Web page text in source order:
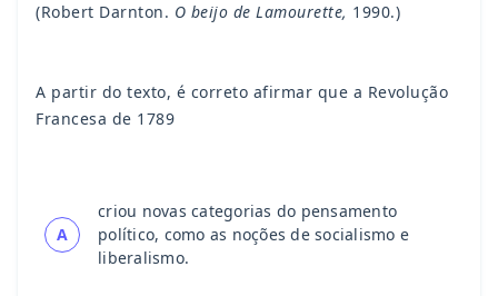
(Robert Darnton. O beijo de Lamourette, 1990.)
A partir do texto, é correto afirmar que a Revolução
Francesa de 1789
A
criou novas categorias do pensamento
político, como as noções de socialismo e
liberalismo.